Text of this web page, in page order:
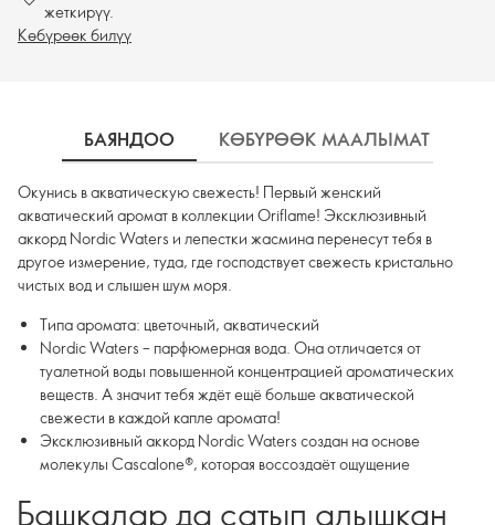
жеткирүү.
Көбүрөөк билүү
БАЯНДОО КӨБҮРӨӨК МААЛЫМАТ
Окунись в акватическую свежесть! Первый женский
акватический аромат в коллекции Oriflame! Эксклюзивный
аккорд Nordic Waters и лепестки жасмина пеpенесут тебя в
другое измерение, туда, где господствует свежесть кристально
чистых вод и слышен шум моря.
Типа аромата: цветочный, акватический
Nordic Waters – парфюмерная вода. Она отличается от
туалетной воды повышенной концентрацией ароматических
веществ. А значит тебя ждёт ещё больше акватической
свежести в каждой капле аромата!
Эксклюзивный аккорд Nordic Waters создан на основе
молекулы Cascalone®, которая воссоздаёт ощущение
фруктовых полутонов и минеральных нюансов океанической
Башкалар да сатып алышкан